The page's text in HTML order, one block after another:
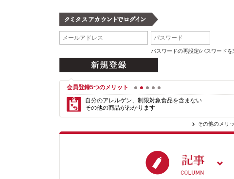
パスワードの再設定/パスワード
会員登録5つのメリット 1 2 3 4
自分のアレルゲン、制限対象食品を含まない
その他の商品がわかります
その他のメリ